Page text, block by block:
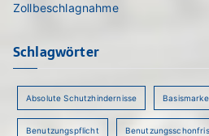
Zollbeschlagnahme
Schlagwörter
Absolute Schutzhindernisse Basismarke
Benutzungspflicht